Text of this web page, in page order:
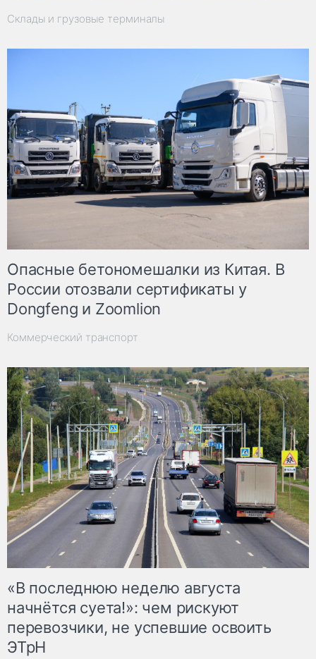
Склады и грузовые терминалы
Опасные бетономешалки из Китая. В
России отозвали сертификаты у
Dongfeng и Zoomlion
Коммерческий транспорт
«В последнюю неделю августа
начнётся суета!»: чем рискуют
перевозчики, не успевшие освоить
ЭТрН